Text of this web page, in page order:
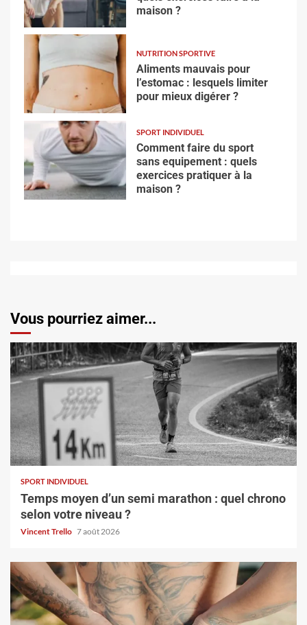
maison ?
NUTRITION SPORTIVE
Aliments mauvais pour
l’estomac : lesquels limiter
pour mieux digérer ?
SPORT INDIVIDUEL
Comment faire du sport
sans equipement : quels
exercices pratiquer à la
maison ?
Vous pourriez aimer...
SPORT INDIVIDUEL
Temps moyen d’un semi marathon : quel chrono
selon votre niveau ?
Vincent Trello 7 août 2026